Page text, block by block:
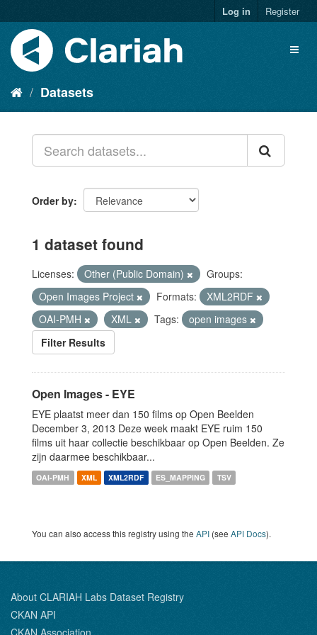
Log in Register
Datasets
Order by
1 dataset found
Licenses: Other (Public Domain)
Groups:
Open Images Project
Formats:
XML2RDF
OAI-PMH
XML Tags:
open images
Filter Results
Open Images - EYE
EYE plaatst meer dan 150 films op Open Beelden
December 3, 2013 Deze week maakt EYE ruim 150
films uit haar collectie beschikbaar op Open Beelden. Ze
zijn daarmee beschikbaar...
OAI-PMH XML XML2RDF ES_MAPPING TSV
You can also access this registry using the API (see API Docs).
About CLARIAH Labs Dataset Registry
CKAN API
CKAN Association